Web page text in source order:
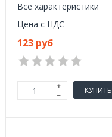
Все характеристики
Цена с НДС
123 руб
КУПИТЬ